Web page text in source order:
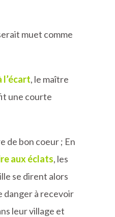
muet comme
l’écart, le maître
une courte
de bon coeur ; En
aux éclats, les
se dirent alors
danger à recevoir
leur village et